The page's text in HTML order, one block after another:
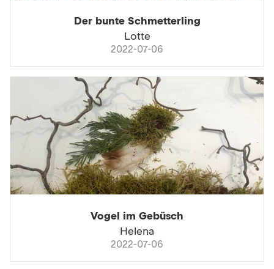
Der bunte Schmetterling
Lotte
2022-07-06
Vogel im Gebüsch
Helena
2022-07-06